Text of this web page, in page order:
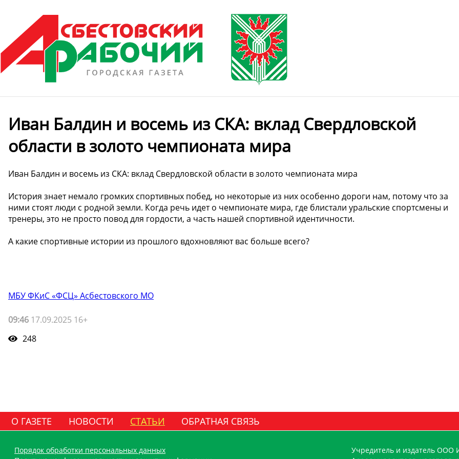
Иван Балдин и восемь из СКА: вклад Свердловской
области в золото чемпионата мира
Иван Балдин и восемь из СКА: вклад Свердловской области в золото чемпионата мира
История знает немало громких спортивных побед, но некоторые из них особенно дороги нам, потому что за
ними стоят люди с родной земли. Когда речь идет о чемпионате мира, где блистали уральские спортсмены и
тренеры, это не просто повод для гордости, а часть нашей спортивной идентичности.
А какие спортивные истории из прошлого вдохновляют вас больше всего?
МБУ ФКиС «ФСЦ» Асбестовского МО
09:46 17.09.2025 16+
248
О ГАЗЕТЕ НОВОСТИ СТАТЬИ ОБРАТНАЯ СВЯЗЬ
Порядок обработки персональных данных
Учредитель и издатель ООО